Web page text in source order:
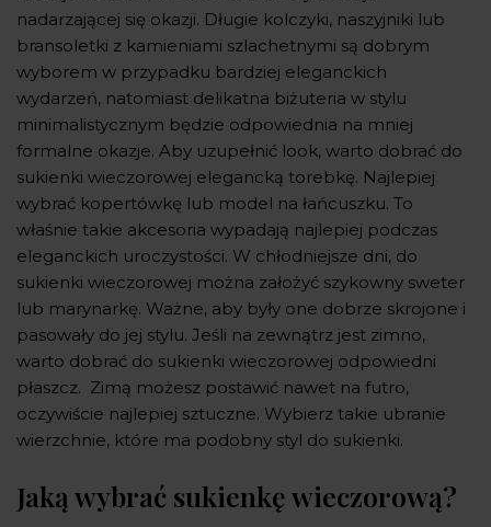
nadarzającej się okazji. Długie kolczyki, naszyjniki lub
bransoletki z kamieniami szlachetnymi są dobrym
wyborem w przypadku bardziej eleganckich
wydarzeń, natomiast delikatna biżuteria w stylu
minimalistycznym będzie odpowiednia na mniej
formalne okazje. Aby uzupełnić look, warto dobrać do
sukienki wieczorowej elegancką torebkę. Najlepiej
wybrać kopertówkę lub model na łańcuszku. To
właśnie takie akcesoria wypadają najlepiej podczas
eleganckich uroczystości. W chłodniejsze dni, do
sukienki wieczorowej można założyć szykowny sweter
lub marynarkę. Ważne, aby były one dobrze skrojone i
pasowały do jej stylu. Jeśli na zewnątrz jest zimno,
warto dobrać do sukienki wieczorowej odpowiedni
płaszcz. Zimą możesz postawić nawet na futro,
oczywiście najlepiej sztuczne. Wybierz takie ubranie
wierzchnie, które ma podobny styl do sukienki.
Jaką wybrać sukienkę wieczorową?